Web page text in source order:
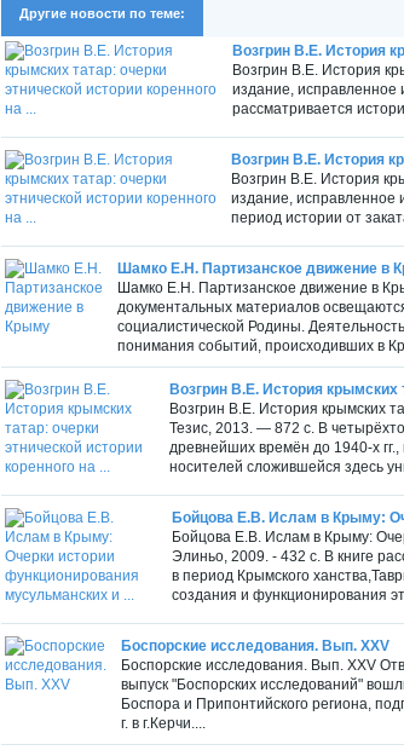
Другие новости по теме:
Возгрин В.Е. История
Возгрин В.Е. История
издание,
рассматривается
Возгрин В.Е. История
Возгрин В.Е. История
издание,
период истории от
Шамко Е.Н. Партизанское движение в
Шамко Е.Н. Партизанское движение в
документальных материалов
социалистической Родины.
понимания событий, происходивших в
Возгрин В.Е. История крымских
Возгрин В.Е. История крымских
Тезис, 2013. — 872 с. В
древнейших времён до 1940-х
носителей сложившейся здесь
Бойцова Е.В. Ислам в Крыму:
Бойцова Е.В. Ислам в Крыму:
Элиньо, 2009. - 432 с. В книге
в период Крымского
создания и функционирования
Боспорские исследования. Вып. XXV
Боспорские исследования. Вып. XXV
выпуск "Боспорских исследований"
Боспора и Припонтийского региона,
г. в г.Керчи....